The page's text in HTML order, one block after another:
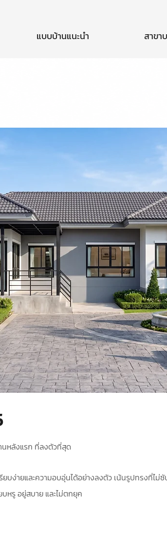
แบบบ้านแนะนำ สาขา
นหลังแรก ที่ลงตัวที่สุด
บง่ายและความอบอุ่นได้อย่างลงตัว เน้นรูปทรงที่ไม่
บหรู อยู่สบาย และไม่ตกยุค